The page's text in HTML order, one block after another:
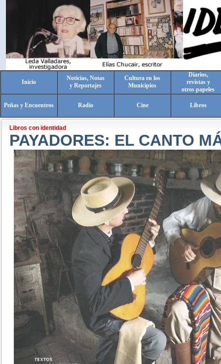
Inicio
Noticias, Notas
y Reportajes
Cultura en los
Municipios
Diarios,
revistas y
otros papeles
Peñas y Encuentros Radio Cine Libros
Libros con identidad
PAYADORES: EL CANTO